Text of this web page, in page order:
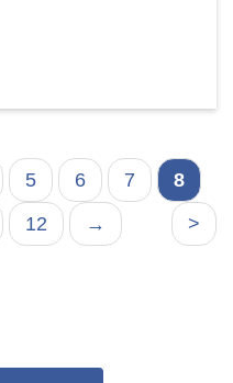
5 6 7
8
12 >
→